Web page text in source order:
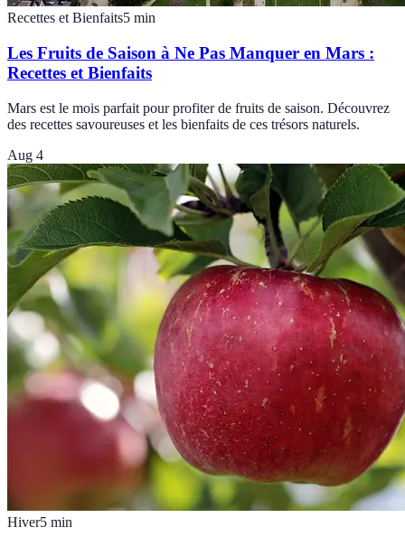
Recettes et Bienfaits5 min
Les Fruits de Saison à Ne Pas Manquer en Mars :
Recettes et Bienfaits
Mars est le mois parfait pour profiter de fruits de saison. Découvrez
des recettes savoureuses et les bienfaits de ces trésors naturels.
Aug 4
Hiver5 min